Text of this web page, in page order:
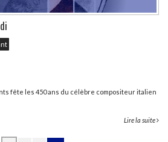
fête les 450 ans du célèbre compositeur italien
Lire la suite